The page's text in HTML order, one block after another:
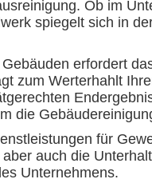
Ob im
spiegelt sich in
erfordert
zum Werterhahlt
die
für
auch die
Unternehmens.